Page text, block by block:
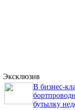
Эксклюзив
В бизнес-
бутылку